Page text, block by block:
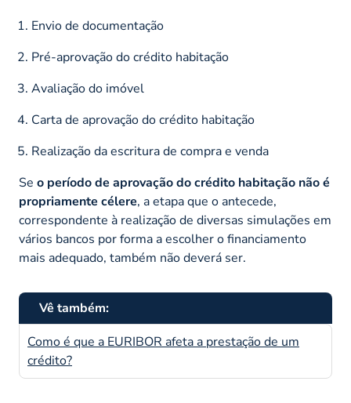
Envio de documentação
Pré-aprovação do crédito habitação
Avaliação do imóvel
Carta de aprovação do crédito habitação
Realização da escritura de compra e venda
Se o período de aprovação do crédito habitação não é
propriamente célere, a etapa que o antecede,
correspondente à realização de diversas simulações em
vários bancos por forma a escolher o financiamento
mais adequado, também não deverá ser.
Vê também:
Como é que a EURIBOR afeta a prestação de um
crédito?